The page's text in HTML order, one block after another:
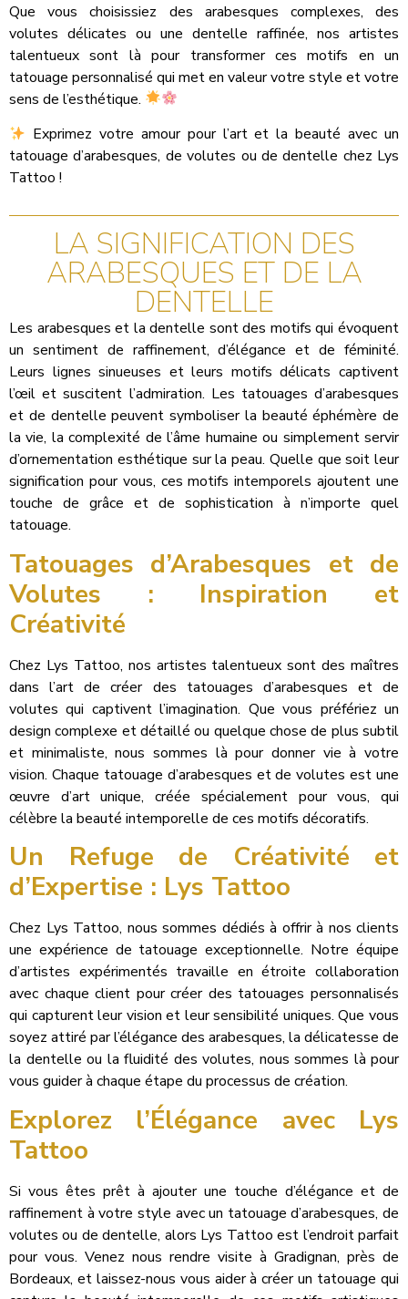
Que vous choisissiez des arabesques complexes, des
volutes délicates ou une dentelle raffinée, nos artistes
talentueux sont là pour transformer ces motifs en un
tatouage personnalisé qui met en valeur votre style et votre
sens de l’esthétique.
Exprimez votre amour pour l’art et la beauté avec un
tatouage d’arabesques, de volutes ou de dentelle chez Lys
Tattoo !
LA SIGNIFICATION DES
ARABESQUES ET DE LA
DENTELLE
Les arabesques et la dentelle sont des motifs qui évoquent
un sentiment de raffinement, d’élégance et de féminité.
Leurs lignes sinueuses et leurs motifs délicats captivent
l’œil et suscitent l’admiration. Les tatouages d’arabesques
et de dentelle peuvent symboliser la beauté éphémère de
la vie, la complexité de l’âme humaine ou simplement servir
d’ornementation esthétique sur la peau. Quelle que soit leur
signification pour vous, ces motifs intemporels ajoutent une
touche de grâce et de sophistication à n’importe quel
tatouage.
Tatouages d’Arabesques et de
Volutes : Inspiration et
Créativité
Chez Lys Tattoo, nos artistes talentueux sont des maîtres
dans l’art de créer des tatouages d’arabesques et de
volutes qui captivent l’imagination. Que vous préfériez un
design complexe et détaillé ou quelque chose de plus subtil
et minimaliste, nous sommes là pour donner vie à votre
vision. Chaque tatouage d’arabesques et de volutes est une
œuvre d’art unique, créée spécialement pour vous, qui
célèbre la beauté intemporelle de ces motifs décoratifs.
Un Refuge de Créativité et
d’Expertise : Lys Tattoo
Chez Lys Tattoo, nous sommes dédiés à offrir à nos clients
une expérience de tatouage exceptionnelle. Notre équipe
d’artistes expérimentés travaille en étroite collaboration
avec chaque client pour créer des tatouages personnalisés
qui capturent leur vision et leur sensibilité uniques. Que vous
soyez attiré par l’élégance des arabesques, la délicatesse de
la dentelle ou la fluidité des volutes, nous sommes là pour
vous guider à chaque étape du processus de création.
Explorez l’Élégance avec Lys
Tattoo
Si vous êtes prêt à ajouter une touche d’élégance et de
raffinement à votre style avec un tatouage d’arabesques, de
volutes ou de dentelle, alors Lys Tattoo est l’endroit parfait
pour vous. Venez nous rendre visite à Gradignan, près de
Bordeaux, et laissez-nous vous aider à créer un tatouage qui